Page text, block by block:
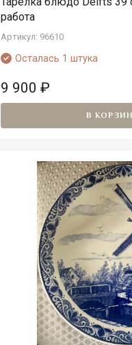
работа
Артикул: 96610
Осталась 1 штука
9 900 ₽
В